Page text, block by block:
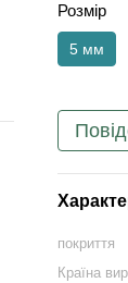
Розмір
5 мм
покриття
Країна